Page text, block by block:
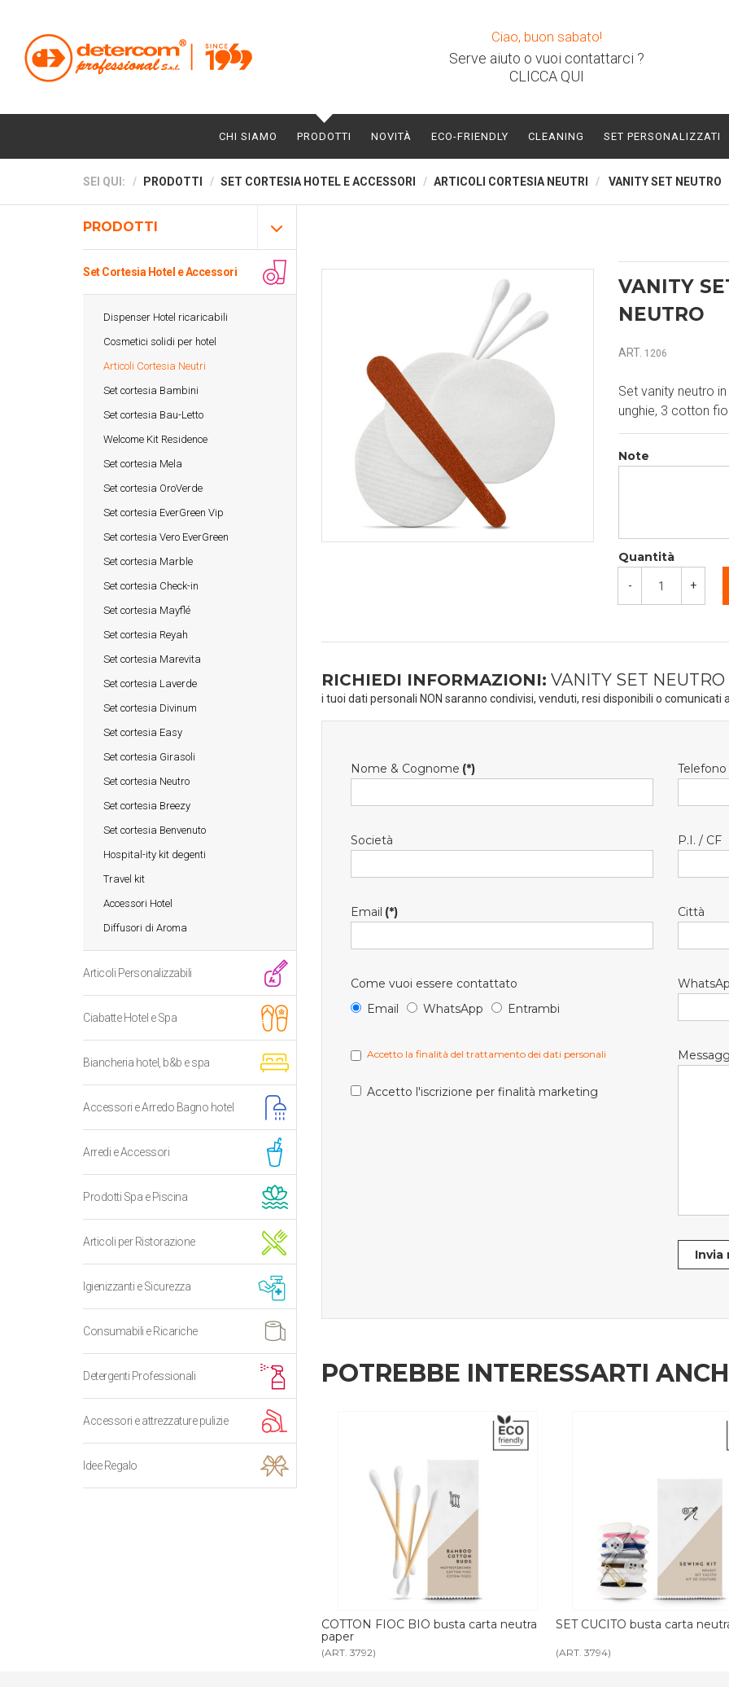
Ciao, buon sabato!
Serve aiuto o vuoi contattarci ?
CLICCA QUI
CHI SIAMO PRODOTTI NOVITÀ ECO-FRIENDLY CLEANING SET PERSONALIZZATI
SEI QUI: PRODOTTI SET CORTESIA HOTEL E ACCESSORI ARTICOLI CORTESIA NEUTRI VANITY SET NEUTRO
PRODOTTI
Set Cortesia Hotel e Accessori
Dispenser Hotel ricaricabili
Cosmetici solidi per hotel
Articoli Cortesia Neutri
Set cortesia Bambini
Set cortesia Bau-Letto
Welcome Kit Residence
Set cortesia Mela
Set cortesia OroVerde
Set cortesia EverGreen Vip
Set cortesia Vero EverGreen
Set cortesia Marble
Set cortesia Check-in
Set cortesia Mayflé
Set cortesia Reyah
Set cortesia Marevita
Set cortesia Laverde
Set cortesia Divinum
Set cortesia Easy
Set cortesia Girasoli
Set cortesia Neutro
Set cortesia Breezy
Set cortesia Benvenuto
Hospital-ity kit degenti
Travel kit
Accessori Hotel
Diffusori di Aroma
Articoli Personalizzabili
Ciabatte Hotel e Spa
Biancheria hotel, b&b e spa
Accessori e Arredo Bagno hotel
Arredi e Accessori
Prodotti Spa e Piscina
Articoli per Ristorazione
Igienizzanti e Sicurezza
Consumabili e Ricariche
Detergenti Professionali
Accessori e attrezzature pulizie
Idee Regalo
VANITY
NEUTRO
ART. 1206
Set vanity neutro
unghie, 3 cotton
Note
Quantità
- +
RICHIEDI INFORMAZIONI: VANITY SET NEUTRO
i tuoi dati personali NON saranno condivisi, venduti, resi disponibili o comunicati
Nome & Cognome (*) Telefono
Società P.I. / CF
Email (*) Città
Come vuoi essere contattato
Email
WhatsApp Entrambi
Accetto la finalità del trattamento dei dati personali
Accetto l'iscrizione per finalità marketing
Invia
POTREBBE INTERESSARTI
COTTON FIOC BIO busta carta neutra
SET CUCITO busta carta neutra paper
(ART. 3794)
LUCIDASCARPE BIO
(ART. 3793)